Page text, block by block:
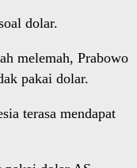
dolar.
melemah, Prabowo
pakai dolar.
terasa mendapat